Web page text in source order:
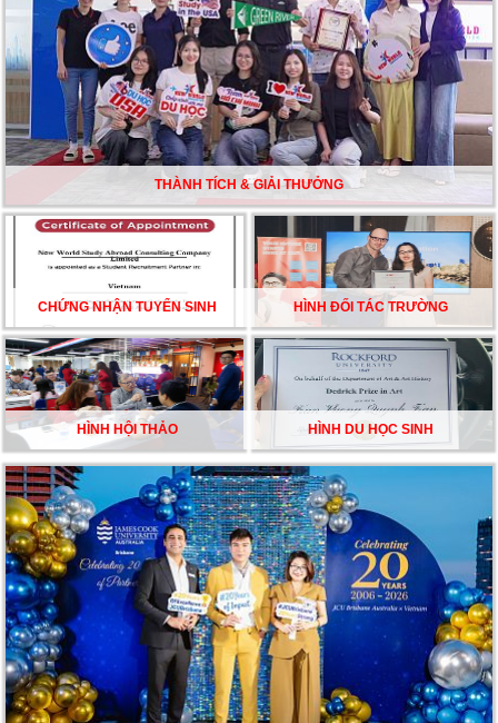
TƯ VẤN DU HỌC TOÀN DIỆN – BƯỚC ĐỆM VỮNG
CHẮC TỪ NEW WORLD EDUCATION
DU HỌC ÚC DẦN TRỞ THÀNH LỰA CHỌN HÀNG
ĐẦU CỦA DU HỌC SINH NĂM 2026 – VÀ TẤT CẢ
ĐỀU CÓ LÝ DO!!
CHẠM GIẤC MƠ DU HỌC MỸ – BẮT ĐẦU TỪ NGÀY
HỘI GHI DANH & SĂN HỌC BỔNG KỲ SPRING 2026
THÀNH TÍCH & GIẢI THƯỞNG
CHỨNG NHẬN TUYỂN SINH HÌNH ĐỐI TÁC TRƯỜNG
HÌNH HỘI THẢO HÌNH DU HỌC SINH